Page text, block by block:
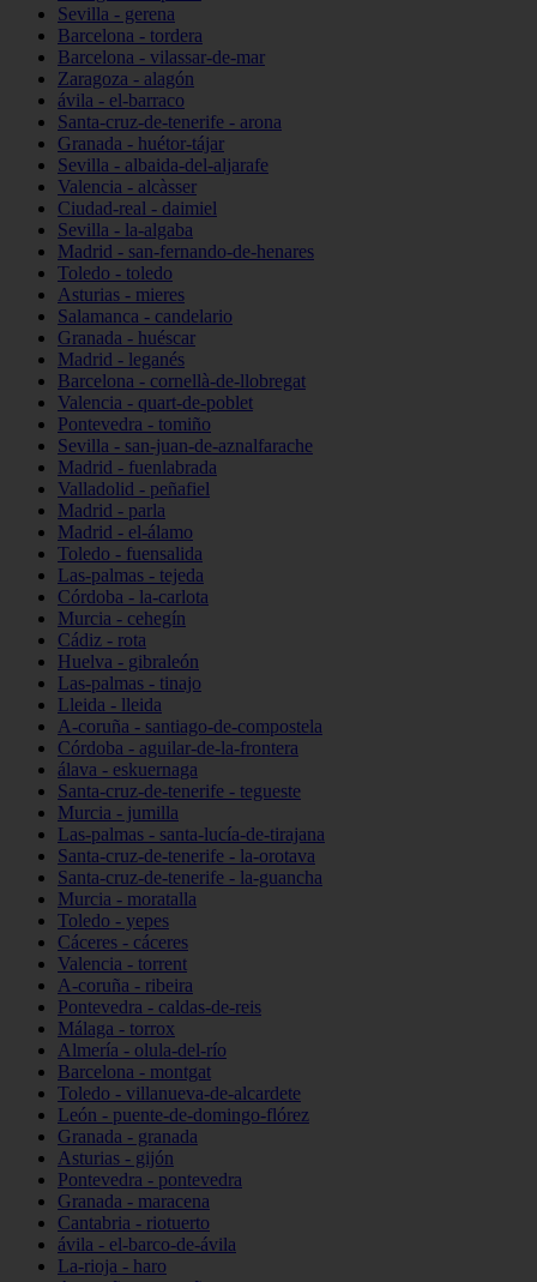
Sevilla - gerena
Barcelona - tordera
Barcelona - vilassar-de-mar
Zaragoza - alagón
ávila - el-barraco
Santa-cruz-de-tenerife - arona
Granada - huétor-tájar
Sevilla - albaida-del-aljarafe
Valencia - alcàsser
Ciudad-real - daimiel
Sevilla - la-algaba
Madrid - san-fernando-de-henares
Toledo - toledo
Asturias - mieres
Salamanca - candelario
Granada - huéscar
Madrid - leganés
Barcelona - cornellà-de-llobregat
Valencia - quart-de-poblet
Pontevedra - tomiño
Sevilla - san-juan-de-aznalfarache
Madrid - fuenlabrada
Valladolid - peñafiel
Madrid - parla
Madrid - el-álamo
Toledo - fuensalida
Las-palmas - tejeda
Córdoba - la-carlota
Murcia - cehegín
Cádiz - rota
Huelva - gibraleón
Las-palmas - tinajo
Lleida - lleida
A-coruña - santiago-de-compostela
Córdoba - aguilar-de-la-frontera
álava - eskuernaga
Santa-cruz-de-tenerife - tegueste
Murcia - jumilla
Las-palmas - santa-lucía-de-tirajana
Santa-cruz-de-tenerife - la-orotava
Santa-cruz-de-tenerife - la-guancha
Murcia - moratalla
Toledo - yepes
Cáceres - cáceres
Valencia - torrent
A-coruña - ribeira
Pontevedra - caldas-de-reis
Málaga - torrox
Almería - olula-del-río
Barcelona - montgat
Toledo - villanueva-de-alcardete
León - puente-de-domingo-flórez
Granada - granada
Asturias - gijón
Pontevedra - pontevedra
Granada - maracena
Cantabria - riotuerto
ávila - el-barco-de-ávila
La-rioja - haro